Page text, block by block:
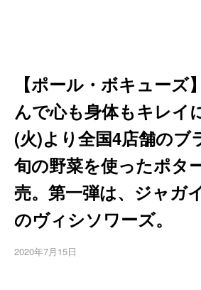
【ポール・ボキューズ
んで心も身体もキレイ
(火)より全国4店舗のブ
旬の野菜を使ったポタ
売。第一弾は、ジャガ
のヴィシソワーズ。
2020年7月15日